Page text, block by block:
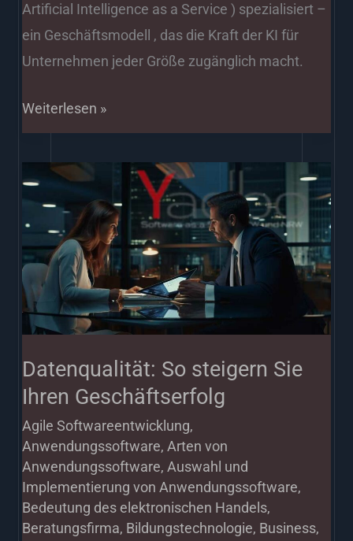
Artificial Intelligence as a Service ) spezialisiert –
ein Geschäftsmodell , das die Kraft der KI für
Unternehmen jeder Größe zugänglich macht.
Weiterlesen »
Datenqualität: So steigern Sie
Ihren Geschäftserfolg
Agile Softwareentwicklung,
Anwendungssoftware,Arten von
Anwendungssoftware,Auswahl und
Implementierung von Anwendungssoftware,
Bedeutung des elektronischen Handels,
Beratungsfirma, Bildungstechnologie, Business,
Datenqualität:
So
steigern
Sie
Ihren
Geschäftserfolg